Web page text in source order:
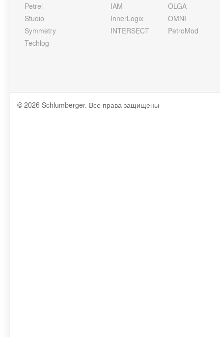
Petrel
Studio
Symmetry
Techlog
IAM
InnerLogix
INTERSECT
OLGA
OMNI
PetroMod
© 2026 Schlumberger. Все права защищены